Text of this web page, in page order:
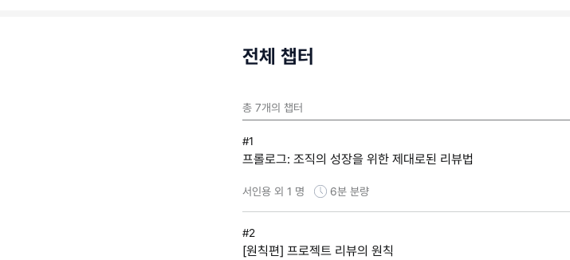
전체 챕터
총 7개의 챕터
#1
프롤로그: 조직의 성장을 위한 제대로된 리뷰법
서인용 외 1 명 6분 분량
#2
[원칙편] 프로젝트 리뷰의 원칙